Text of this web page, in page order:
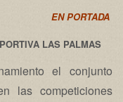
EN PORTADA
LAS PALMAS
el conjunto
las competiciones